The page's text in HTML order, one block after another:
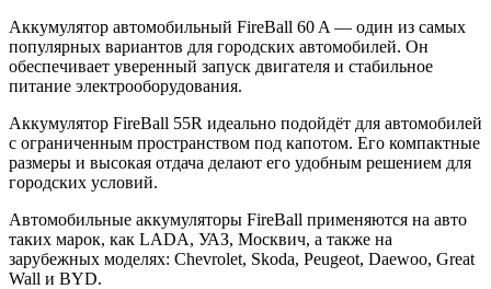
Аккумулятор автомобильный FireBall 60 A — один из самых
популярных вариантов для городских автомобилей. Он
обеспечивает уверенный запуск двигателя и стабильное
питание электрооборудования.
Аккумулятор FireBall 55R идеально подойдёт для автомобилей
с ограниченным пространством под капотом. Его компактные
размеры и высокая отдача делают его удобным решением для
городских условий.
Автомобильные аккумуляторы FireBall применяются на авто
таких марок, как LADA, УАЗ, Москвич, а также на
зарубежных моделях: Chevrolet, Skoda, Peugeot, Daewoo, Great
Wall и BYD.